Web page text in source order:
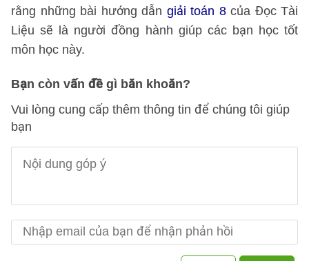
rằng những bài hướng dẫn giải toán 8của Đọc Tài
Liệu sẽ là người đồng hành giúp các bạn học tốt
môn học này.
Bạn còn vấn đề gì băn khoăn?
Vui lòng cung cấp thêm thông tin để chúng tôi giúp
bạn